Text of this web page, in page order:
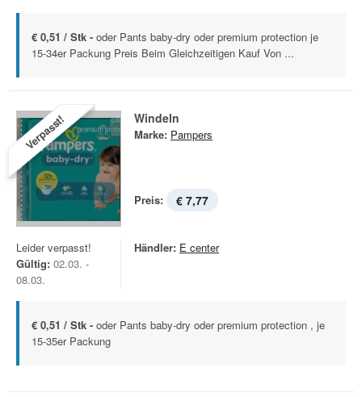
€ 0,51 / Stk - oder Pants baby-dry oder premium protection je
15-34er Packung Preis Beim Gleichzeitigen Kauf Von ...
Verpasst! Windeln
Marke: Pampers
Preis: € 7,77
Leider verpasst!
Gültig: 02.03. -
08.03.
Händler: E center
€ 0,51 / Stk - oder Pants baby-dry oder premium protection , je
15-35er Packung